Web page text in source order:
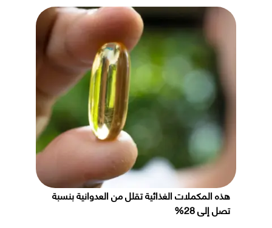
هذه المكملات الغذائية تقلل من العدوانية بنسبة
تصل إلى 28%